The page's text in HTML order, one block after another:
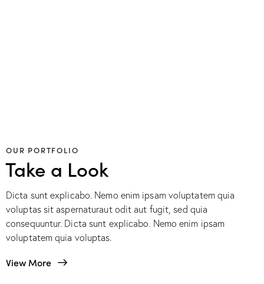
OUR PORTFOLIO
Take a Look
Dicta sunt explicabo. Nemo enim ipsam voluptatem quia
voluptas sit aspernaturaut odit aut fugit, sed quia
consequuntur. Dicta sunt explicabo. Nemo enim ipsam
voluptatem quia voluptas.
View More